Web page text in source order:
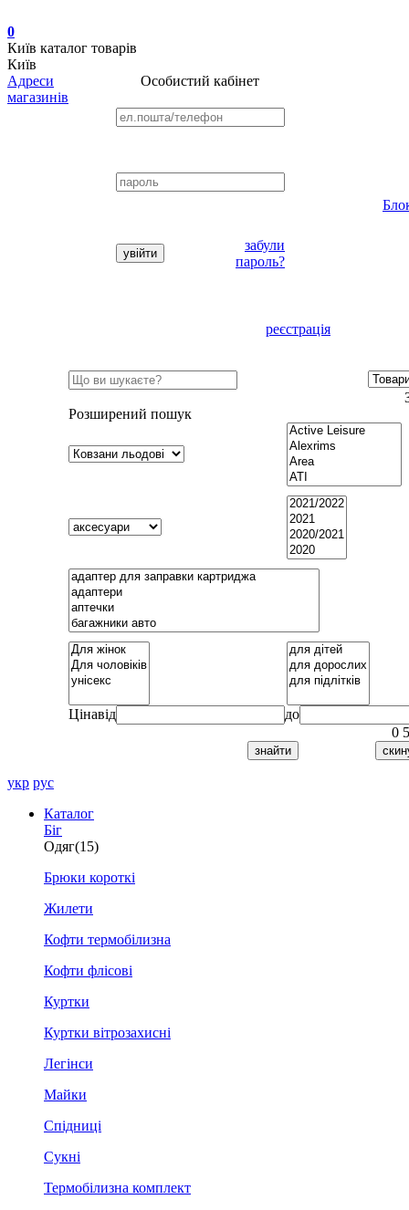
0
Київ каталог товарів
Київ
Адреси
магазинів
Особистий кабінет
забули
пароль?
реєстрація
Розширений пошук
Цінавід
до
0
укр рус
Каталог
Біг
Одяг(15)
Брюки короткі
Жилети
Кофти термобілизна
Кофти флісові
Куртки
Куртки вітрозахисні
Легінси
Майки
Спідниці
Сукні
Термобілизна комплект